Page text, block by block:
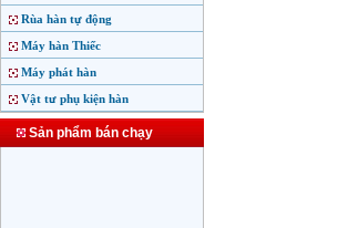
Rùa hàn tự động
Máy hàn Thiếc
Máy phát hàn
Vật tư phụ kiện hàn
Sản phẩm bán chạy